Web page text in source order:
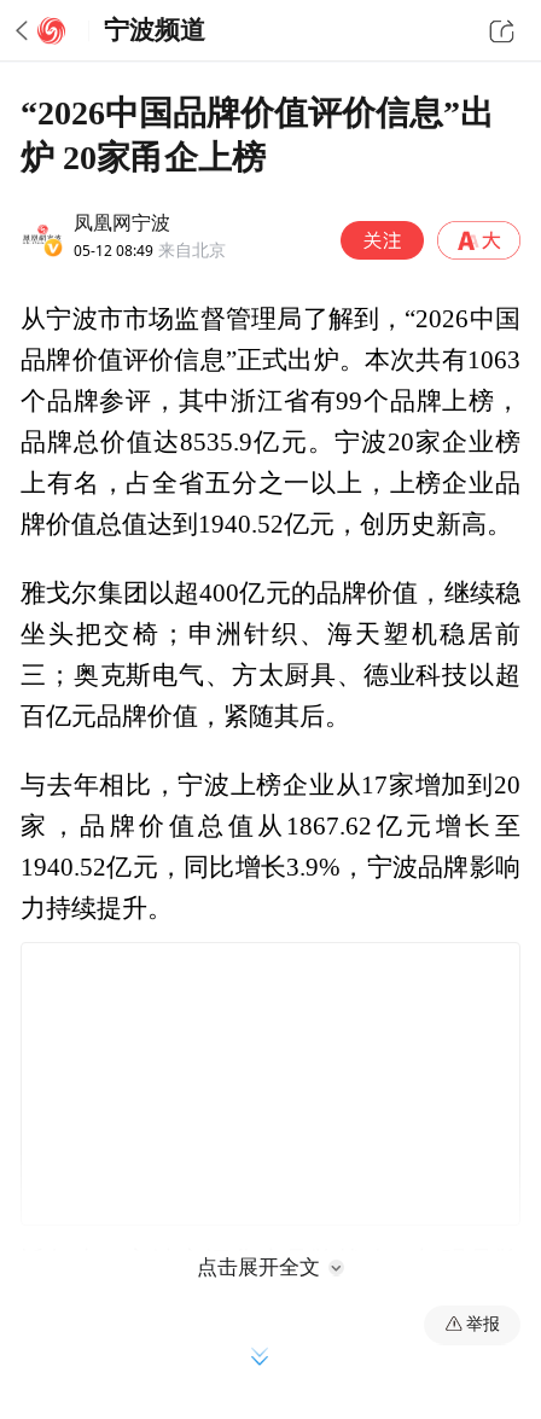
宁波频道
“2026中国品牌价值评价信息”出
炉 20家甬企上榜
凤凰网宁波
05-12 08:49 来自北京
从宁波市市场监督管理局了解到，“2026中国
品牌价值评价信息”正式出炉。本次共有1063
个品牌参评，其中浙江省有99个品牌上榜，
品牌总价值达8535.9亿元。宁波20家企业榜
上有名，占全省五分之一以上，上榜企业品
牌价值总值达到1940.52亿元，创历史新高。
雅戈尔集团以超400亿元的品牌价值，继续稳
坐头把交椅；申洲针织、海天塑机稳居前
三；奥克斯电气、方太厨具、德业科技以超
百亿元品牌价值，紧随其后。
与去年相比，宁波上榜企业从17家增加到20
家，品牌价值总值从1867.62亿元增长至
1940.52亿元，同比增长3.9%，宁波品牌影响
力持续提升。
近年来，宁波市深化大品牌战略，加强品牌
准+”服务，实施特色品牌培育体系，创新多
点击展开全文
举报